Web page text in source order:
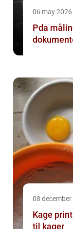
06 may 2026
Pda
08
Kage
til kager